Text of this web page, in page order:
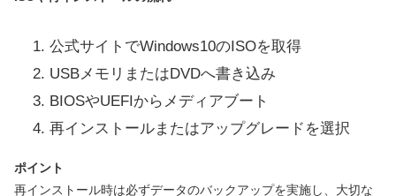
公式サイトでWindows10のISOを取得
USBメモリまたはDVDへ書き込み
BIOSやUEFIからメディアブート
再インストールまたはアップグレードを選択
ポイント
再インストール時は必ずデータのバックアップを実施し、大切な